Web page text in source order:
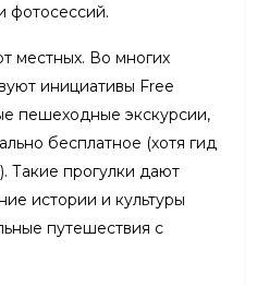
фотосессий.
местных. Во многих
инициативы Free
пешеходные экскурсии,
бесплатное (хотя гид
Такие прогулки дают
истории и культуры
путешествия с